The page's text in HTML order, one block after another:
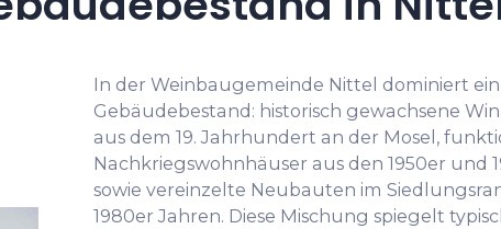
In der Weinbaugemeinde Nittel dominiert
Gebäudebestand: historisch gewachsene
aus dem 19. Jahrhundert an der Mosel,
Nachkriegswohnhäuser aus den 1950er und
sowie vereinzelte Neubauten im
1980er Jahren. Diese Mischung spiegelt